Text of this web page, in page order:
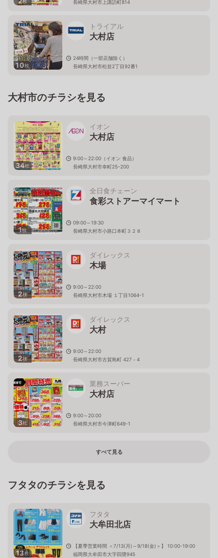
長崎県大村市上諏訪町814
10枚
トライアル
大村店
24時間（一部店舗除く）
長崎県大村市松並2丁目92番1
大村市のチラシを見る
34枚
イオン
大村店
9:00～22:00（イオン 食品）
長崎県大村市幸町25-200
1枚
全日食チェーン
食彩ストアーマイマート
09:00～19:30
長崎県大村市小路口本町３２８
2枚
ダイレックス
木場
9:00～22:00
長崎県大村市木場 １丁目1064-1
2枚
ダイレックス
大村
9:00～22:00
長崎県大村市古賀島町 427－4
3枚
業務スーパー
大村店
9:00～20:00
長崎県大村市今津町649-1
すべて見る
フタタのチラシを見る
13枚
フタタ
大牟田北店
【夏季営業時間 ＜7/13(月)～9/18(金)＞】 10:00-19:00
福岡県大牟田市大字田隈945